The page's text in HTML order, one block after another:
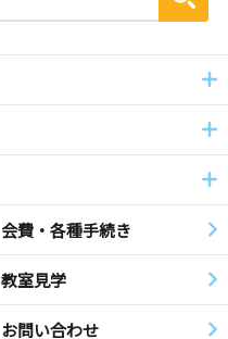
会費・各種手続き
教室見学
お問い合わせ